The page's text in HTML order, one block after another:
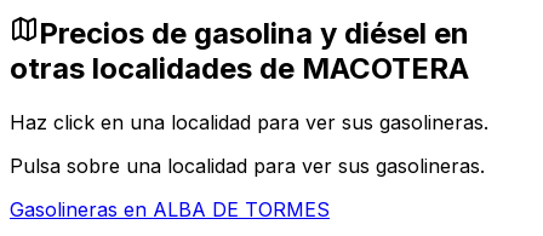
Precios de gasolina y diésel en
otras localidades de MACOTERA
Haz click en una localidad para ver sus gasolineras.
Pulsa sobre una localidad para ver sus gasolineras.
Gasolineras en ALBA DE TORMES